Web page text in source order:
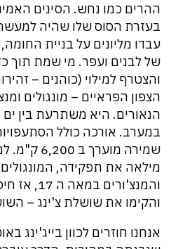
ההרים כמו נחש. הסינים
בעזרת הסוס שלו שהיה למעשה
עבדו מליונים על בניית
של לבנים ועפר. מי שמת תוך
והצטרף למילוי (כוהנים –
הצפון הפראיים – מונגולים
הנאורים. היא משתרעת בין
במערב. אורכה כולל
שמירה
והקימו את שושלת צ'ינג –
אנחנו חוזרים לכוון בייג'ינג